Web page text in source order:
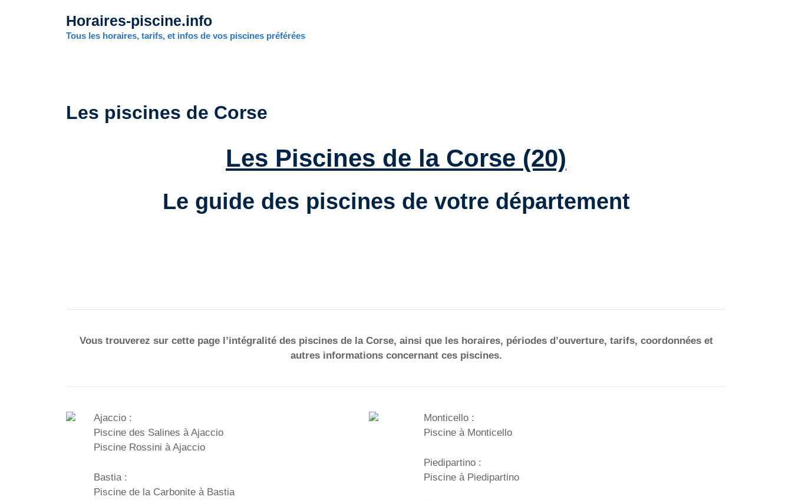
Horaires-piscine.info
Tous les horaires, tarifs, et infos de vos piscines préférées
Les piscines de Corse
Les Piscines de la Corse (20)
Le guide des piscines de votre département
Vous trouverez sur cette page l’intégralité des piscines de la Corse, ainsi que les horaires, périodes d’ouverture, tarifs, coordonnées et
autres informations concernant ces piscines.
Ajaccio :
Piscine des Salines à Ajaccio
Piscine Rossini à Ajaccio
Bastia :
Piscine de la Carbonite à Bastia
Monticello :
Piscine à Monticello
Piedipartino :
Piscine à Piedipartino